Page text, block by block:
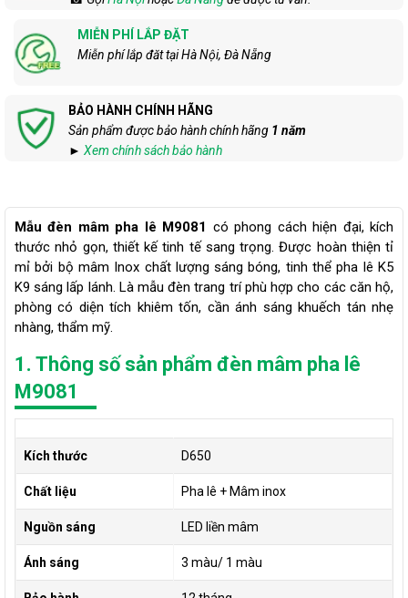
MIỄN PHÍ LẮP ĐẶT
Miễn phí lắp đăt tại Hà Nội, Đà Nẵng
BẢO HÀNH CHÍNH HÃNG
Sản phẩm được bảo hành chính hãng 1 năm
► Xem chính sách bảo hành
Mẫu đèn mâm pha lê M9081 có phong cách hiện đại, kích
thước nhỏ gọn, thiết kế tinh tế sang trọng. Được hoàn thiện tỉ
mỉ bởi bộ mâm Inox chất lượng sáng bóng, tinh thể pha lê K5
K9 sáng lấp lánh. Là mẫu đèn trang trí phù hợp cho các căn hộ,
phòng có diện tích khiêm tốn, cần ánh sáng khuếch tán nhẹ
nhàng, thẩm mỹ.
1. Thông số sản phẩm đèn mâm pha lê
M9081
Kích thước D650
Chất liệu Pha lê + Mâm inox
Nguồn sáng LED liền mâm
Ánh sáng 3 màu/ 1 màu